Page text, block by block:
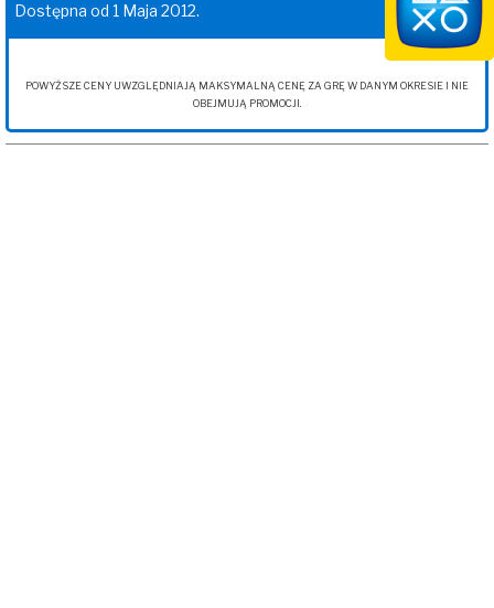
Dostępna od 1 Maja 2012.
POWYŻSZE CENY UWZGLĘDNIAJĄ MAKSYMALNĄ CENĘ ZA GRĘ W DANYM OKRESIE I NIE
OBEJMUJĄ PROMOCJI.